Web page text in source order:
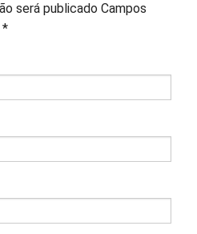
será publicado Campos
*